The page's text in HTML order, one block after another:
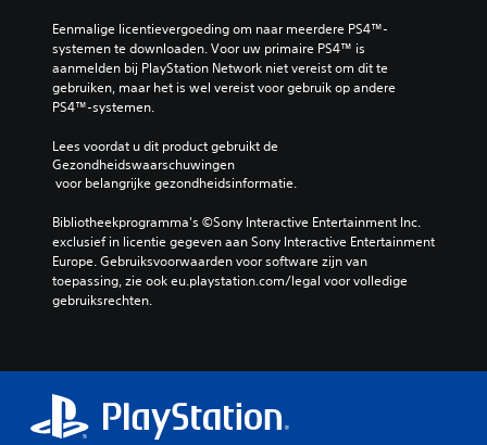
Eenmalige licentievergoeding om naar meerdere PS4™-
systemen te downloaden. Voor uw primaire PS4™ is
aanmelden bij PlayStation Network niet vereist om dit te
gebruiken, maar het is wel vereist voor gebruik op andere
PS4™-systemen.
Lees voordat u dit product gebruikt de
Gezondheidswaarschuwingen
voor belangrijke gezondheidsinformatie.
Bibliotheekprogramma's ©Sony Interactive Entertainment Inc.
exclusief in licentie gegeven aan Sony Interactive Entertainment
Europe. Gebruiksvoorwaarden voor software zijn van
toepassing, zie ook eu.playstation.com/legal voor volledige
gebruiksrechten.